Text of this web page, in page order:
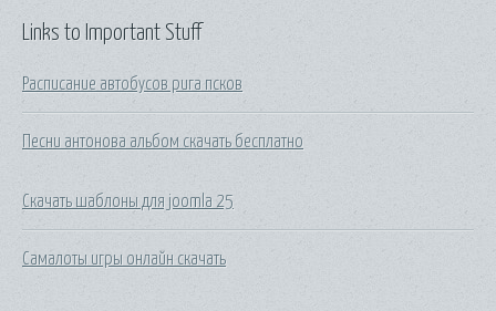
Links to Important Stuff
Расписание автобусов рига псков
Песни антонова альбом скачать бесплатно
Скачать шаблоны для joomla 25
Самалоты игры онлайн скачать